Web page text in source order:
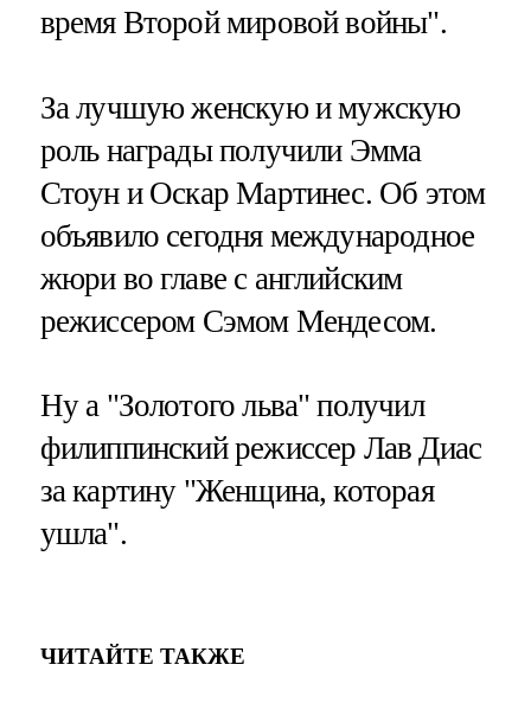
время Второй мировой войны".
За лучшую женскую и мужскую
роль награды получили Эмма
Стоун и Оскар Мартинес. Об этом
объявило сегодня международное
жюри во главе с английским
режиссером Сэмом Мендесом.
Ну а "Золотого льва" получил
филиппинский режиссер Лав Диас
за картину "Женщина, которая
ушла".
ЧИТАЙТЕ ТАКЖЕ